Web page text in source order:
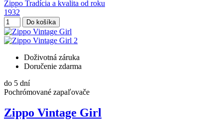
Zippo Tradícia a kvalita od roku
1932
Do košíka
Doživotná záruka
Doručenie zdarma
do 5 dní
Pochrómované zapaľovače
Zippo Vintage Girl